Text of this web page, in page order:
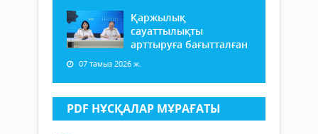
Қаржылық
сауаттылықты
арттыруға бағытталған
07 тамыз 2026 ж.
PDF НҰСҚАЛАР МҰРАҒАТЫ